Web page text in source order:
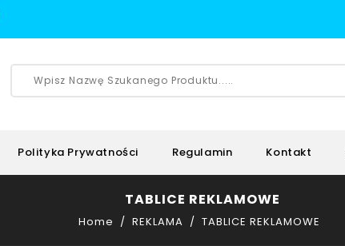
Polityka Prywatności Regulamin Kontakt
TABLICE REKLAMOWE
Home REKLAMA TABLICE REKLAMOWE